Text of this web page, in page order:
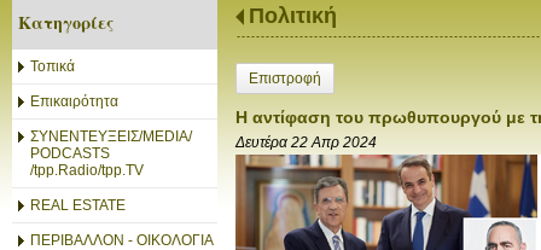
Κατηγορίες
Τοπικά
Επικαιρότητα
ΣΥΝΕΝΤΕΥΞΕΙΣ/MEDIA/
PODCASTS
/tpp.Radio/tpp.TV
REAL ESTATE
ΠΕΡΙΒΑΛΛΟΝ - ΟΙΚΟΛΟΓΙΑ
Πολιτική
Επιστροφή
Η αντίφαση του πρωθυπουργού με
Δευτέρα 22 Απρ 2024